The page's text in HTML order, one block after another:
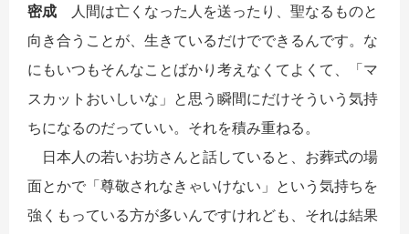
密成 人間は亡くなった人を送ったり、聖なるものと
向き合うことが、生きているだけでできるんです。な
にもいつもそんなことばかり考えなくてよくて、「マ
スカットおいしいな」と思う瞬間にだけそういう気持
ちになるのだっていい。それを積み重ねる。
日本人の若いお坊さんと話していると、お葬式の場
面とかで「尊敬されなきゃいけない」という気持ちを
強くもっている方が多いんですけれども、それは結果